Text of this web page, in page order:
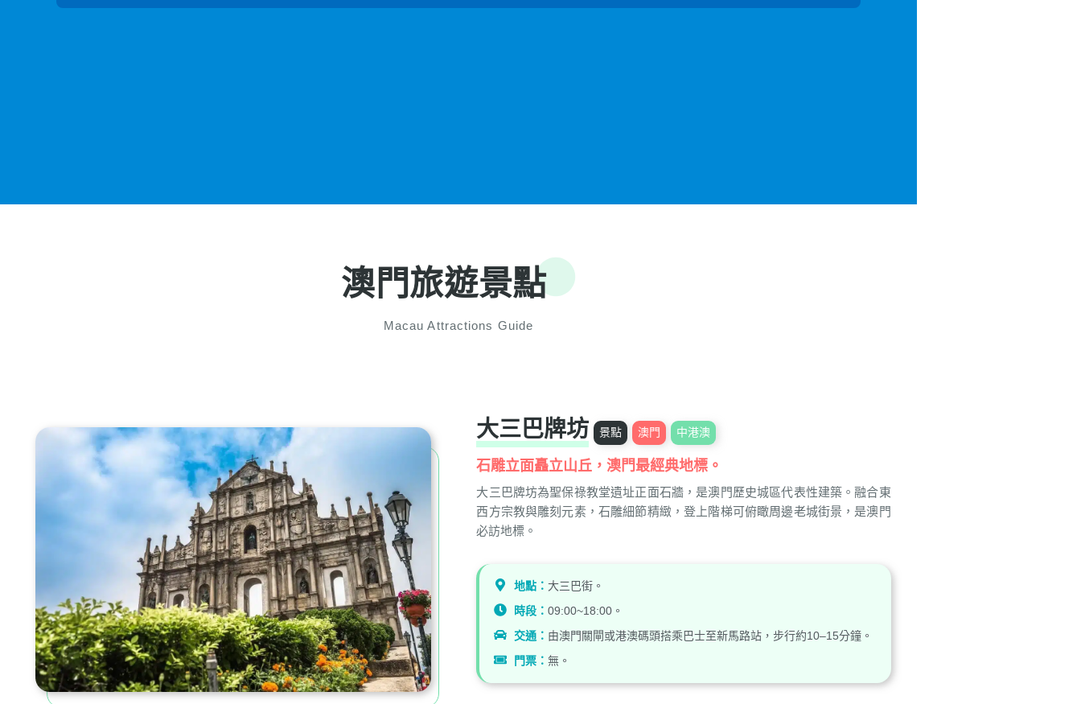
澳門旅遊景點
Macau Attractions Guide
大三巴牌坊 景點 澳門 中港澳
石雕立面矗立山丘，澳門最經典地標。
大三巴牌坊為聖保祿教堂遺址正面石牆，是澳門歷史城區代表性建築。融合東
西方宗教與雕刻元素，石雕細節精緻，登上階梯可俯瞰周邊老城街景，是澳門
必訪地標。
地點： 大三巴街。
時段：09:00~18:00。
交通： 由澳門關閘或港澳碼頭搭乘巴士至新馬路站，步行約10–15分鐘。
門票：無。